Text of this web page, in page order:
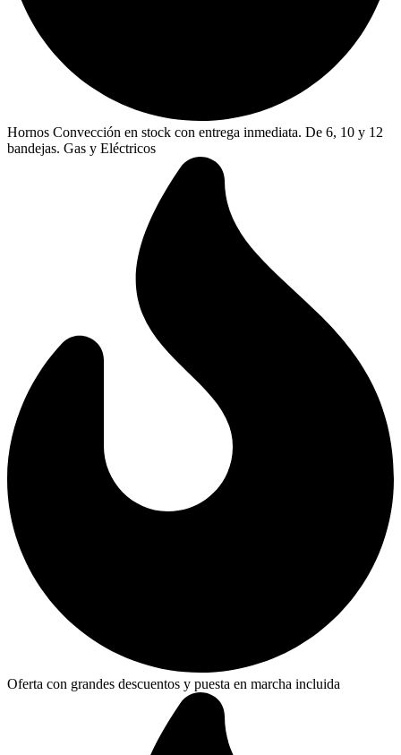
Hornos Convección en stock con entrega inmediata. De 6, 10 y 12
bandejas. Gas y Eléctricos
Oferta con grandes descuentos y puesta en marcha incluida